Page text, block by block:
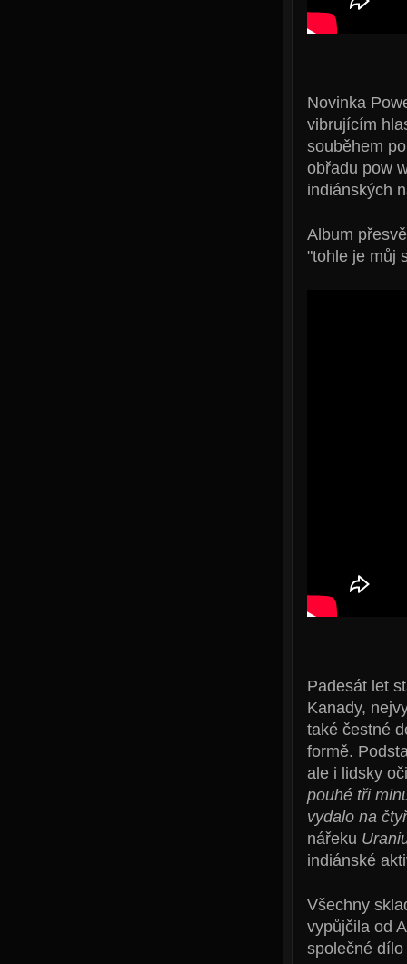
Novinka
vibrujícím
souběhem
obřadu pow
indiánských
Album
"tohle je můj
Padesát let
Kanady,
také čestné
formě.
ale i lidsky
pouhé tři
vydalo na
nářeku
indiánské
Všechny
vypůjčila od
společné